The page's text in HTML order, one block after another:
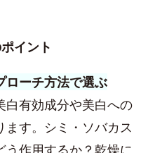
イント
ーチ方法で選ぶ
白有効成分や美白への
ます。シミ・ソバカス
う作用するか？乾燥に